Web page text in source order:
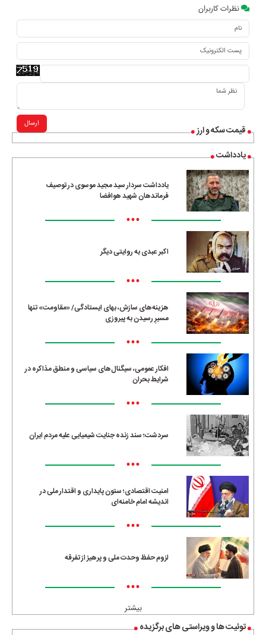
قیمت سکه و ارز
یادداشت
یادداشت سردار سید مجید موسوی در توصیف
فرماندهان شهید هوافضا
•••
اکبر عبدی به روایتی دیگر
•••
هزینه‌های سازش، بهای ایستادگی/ «مقاومت» تنها
مسیرِ رسیدن به پیروزی
•••
افکار عمومی، سیگنال‌های سیاسی و منطق مذاکره در
شرایط بحران
•••
سردشت؛ سند زنده جنایت شیمیایی علیه مردم ایران
•••
امنیت اقتصادی؛ ستون پایداری و اقتدار ملی در
اندیشه امام خامنه‌ای
•••
لزوم حفظ وحدت ملی و پرهیز از تفرقه
•••
بیشتر
توئیت ها و ویراستی های برگزیده
نظرات کاربران
ارسال